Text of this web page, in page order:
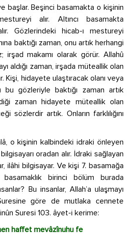
başlar. Beşinci basamakta o kişinin
alır. Altıncı basamakta
Gözlerindeki hicab-ı mestureyi
baktığı zaman, onu artık herhangi
irşad makamı olarak görür. Allahû
aldığı zaman, irşada müteallik olan
Kişi, hidayete ulaştıracak olanı veya
bu gözleriyle baktığı zaman artık
zaman hidayete müteallik olan
sözlerdir artık. Onların farklılığını
o kişinin kalbindeki idraki önleyen
oradan alır. İdraki sağlayan
ilâhi bilgisayar. Ve kişi 7. basamağa
birinci bölüm burada
Bu insanlar, Allah’a ulaşmayı
göre de mutlaka cennete
Suresi 103. âyet-i kerime:
haffet mevâzînuhu fe